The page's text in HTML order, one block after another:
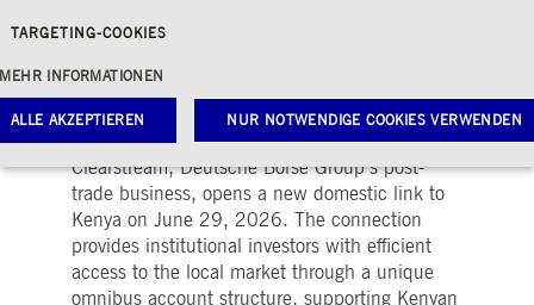
Clearstream is the only ICSD to offer
access to Kenyan market
Kenya is Clearstream’s 60th domestic
market link
Clearstream, Deutsche Börse Group’s post-
trade business, opens a new domestic link to
Kenya on June 29, 2026. The connection
provides institutional investors with efficient
access to the local market through a unique
omnibus account structure, supporting Kenyan
TARGETING-COOKIES
MEHR INFORMATIONEN
ALLE AKZEPTIEREN NUR NOTWENDIGE COOKIES VERWENDEN
Notwendige Cookies Leistungs-Cookies Targeting-Cookies
Cookies ermöglichen Kernfunktionen der Website wie Benutzeranmeldung und
Ohne diese notwendigen Cookies kann die Website nicht richtig genutzt werden.